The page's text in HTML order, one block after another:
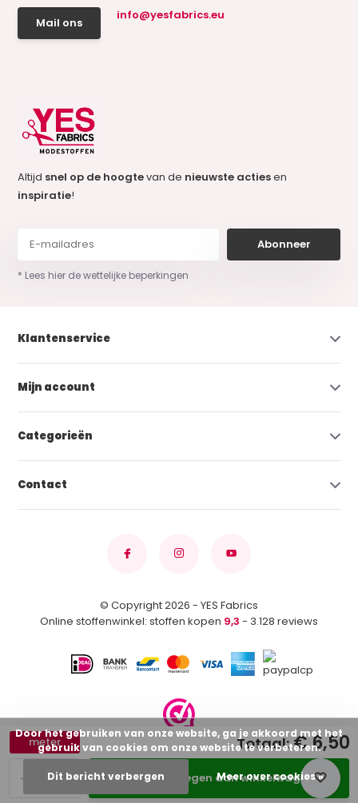
+
-
meter
Toevoegen aan winkelwagen
Totaal:€ 6,50
Mail ons
info@yesfabrics.eu
Altijd snel op de hoogtevan de nieuwste actiesen
inspiratie!
Abonneer
* Lees hier de wettelijke beperkingen
Klantenservice
Mijn account
Categorieën
Contact
© Copyright 2026 - YES Fabrics
Online stoffenwinkel: stoffen kopen 9,3 - 3.128 reviews
Door het gebruiken van onze website, ga je akkoord met het
gebruik van cookies om onze website te verbeteren.
Dit bericht verbergen Meer over cookies »